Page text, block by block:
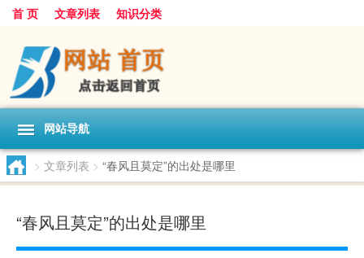
首 页 文章列表 知识分类
网站导航
> 文章列表 > “春风且莫定”的出处是哪里
“春风且莫定”的出处是哪里